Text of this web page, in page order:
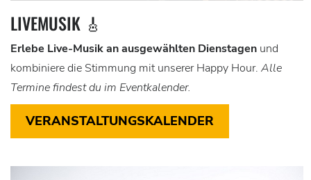
LIVEMUSIK 🎸
Erlebe Live-Musik an ausgewählten Dienstagen und
kombiniere die Stimmung mit unserer Happy Hour. Alle
Termine findest du im Eventkalender.
VERANSTALTUNGSKALENDER